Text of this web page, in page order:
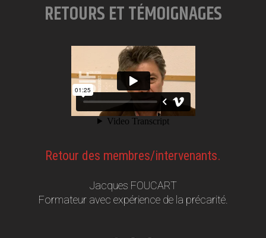
RETOURS ET TÉMOIGNAGES
Retour des membres/intervenants.
Jacques FOUCART
Formateur avec expérience de la précarité.
Maryse Bastin Joubard
Directrice Générale - ECOLE SANTE
Cédric Sadin
Formateur, éducateur spécialisé en CHRS.